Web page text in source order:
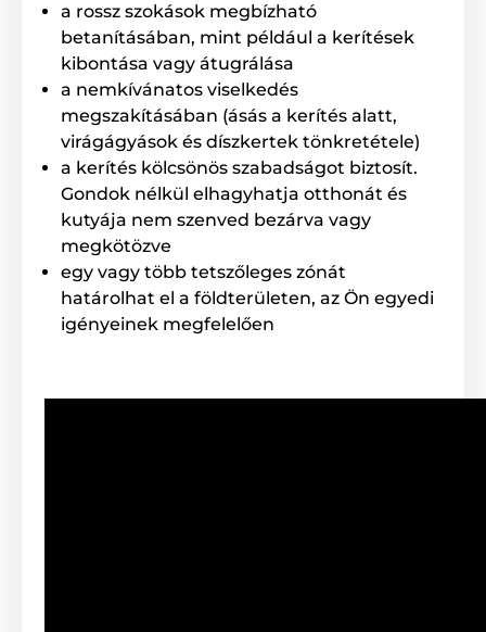
Zóna beállítása
Az alapegységen a zóna szélessége 30
cm-től 4 m-ig állítható, a telepítés
típusától és a vezeték hosszától függően.
Korrekció típusa
A Dogtra EF-3500 kerítés 8 szintű
impulzust kínál, így a nyakörvet
könnyedén a kutyusod igényeihez
igazíthatod. Az impulzus erősségét bármikor
növelheted vagy csökkentheted a vevőegységen
található kapcsolóval.
a rossz szokások megbízható
betanításában, mint például a kerítések
kibontása vagy átugrálása
a nemkívánatos viselkedés
megszakításában (ásás a kerítés alatt,
virágágyások és díszkertek tönkretétele)
a kerítés kölcsönös szabadságot biztosít.
Gondok nélkül elhagyhatja otthonát és
kutyája nem szenved bezárva vagy
megkötözve
egy vagy több tetszőleges zónát
határolhat el a földterületen, az Ön egyedi
igényeinek megfelelően